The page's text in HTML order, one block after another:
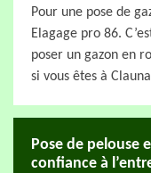
Pour une pose de
Elagage pro 86.
poser un gazon en
si vous êtes à
Pose de pelouse
confiance à